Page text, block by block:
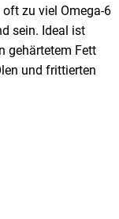
zu viel Omega-6
sein. Ideal ist
gehärtetem Fett
und frittierten